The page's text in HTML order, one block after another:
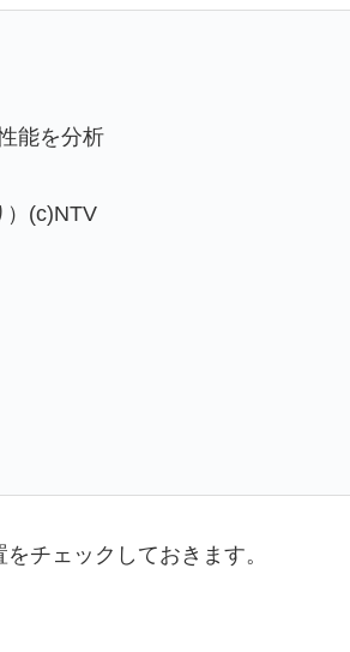
能を分析
）(c)NTV
チェックしておきます。